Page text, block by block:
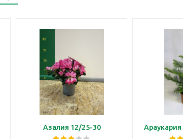
Азалия 12/25-30 Араукария